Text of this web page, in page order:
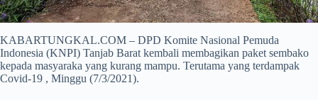
KABARTUNGKAL.COM – DPD Komite Nasional Pemuda
Indonesia (KNPI) Tanjab Barat kembali membagikan paket sembako
kepada masyaraka yang kurang mampu. Terutama yang terdampak
Covid-19 , Minggu (7/3/2021).